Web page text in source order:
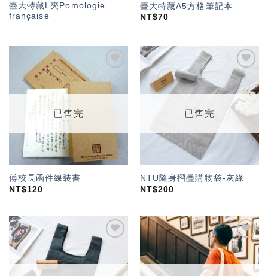
臺大特藏L夾Pomologie
française
臺大特藏A5方格筆記本
NT$70
「願
望輕
已售完
傅校長函件線裝書
NT$120
加入
「願
望輕
單」
已售完
NTU隨身摺疊購物袋-灰綠
NT$200
單」
加入
「願
望輕
單」